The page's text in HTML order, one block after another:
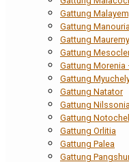
Gattung
Gattung
Gattung
Gattung
Gattung Morenia
Gattung
Gattung Natator
Gattung
Gattung
Gattung Orlitia
Gattung Palea
Gattung